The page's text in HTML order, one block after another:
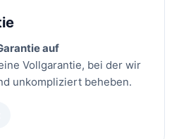
auf
Vollgarantie, bei der wir
unkompliziert beheben.